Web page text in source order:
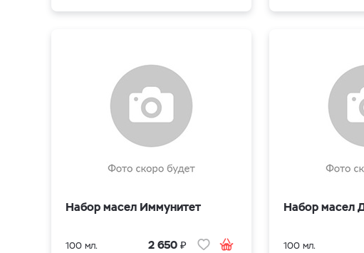
Набор масел Иммунитет
100 мл. 2 650 ₽
Набор масел
100 мл.